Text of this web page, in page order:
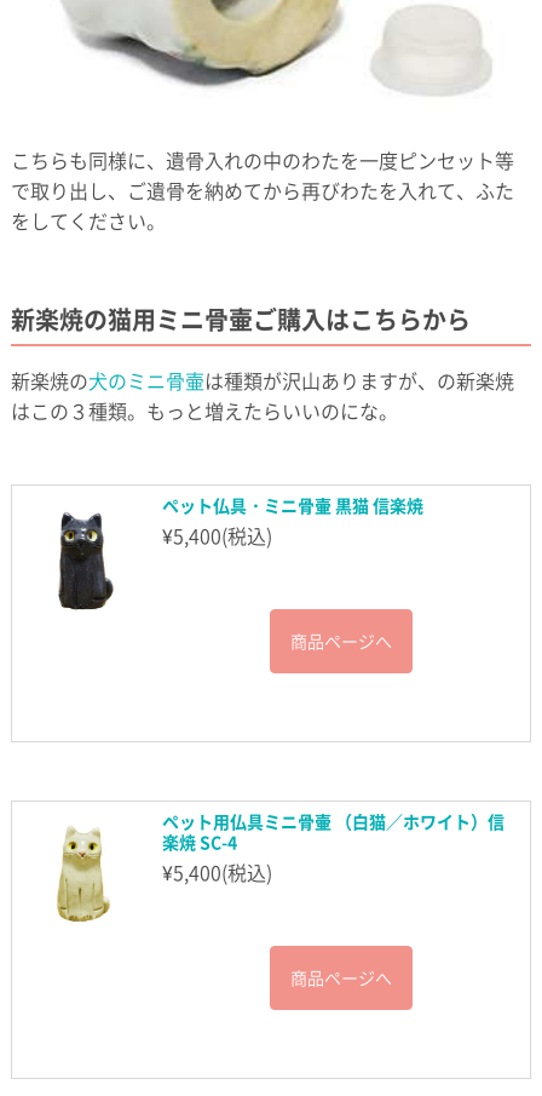
こちらも同様に、遺骨入れの中のわたを一度ピンセット等
で取り出し、ご遺骨を納めてから再びわたを入れて、ふた
をしてください。
新楽焼の猫用ミニ骨壷ご購入はこちらから
新楽焼の犬のミニ骨壷は種類が沢山ありますが、の新楽焼
はこの３種類。もっと増えたらいいのにな。
ペット仏具・ミニ骨壷 黒猫 信楽焼
¥5,400(税込)
商品ページへ
ペット用仏具ミニ骨壷 （白猫／ホワイト）信
楽焼 SC-4
¥5,400(税込)
商品ページへ